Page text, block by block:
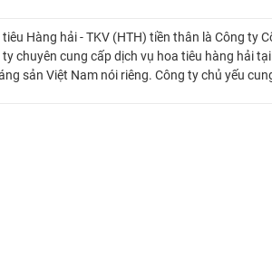
Hàng hải - TKV (HTH) tiền thân là Công ty
chuyên cung cấp dịch vụ hoa tiêu hàng hải
sản Việt Nam nói riêng. Công ty chủ yếu